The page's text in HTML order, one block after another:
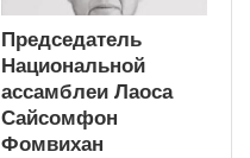
Председатель
Национальной
ассамблеи Лаоса
Сайсомфон
Фомвихан